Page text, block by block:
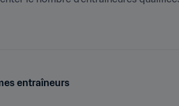
entraîneurs